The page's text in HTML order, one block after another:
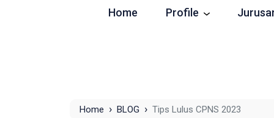
Home Profile
Home › BLOG › Tips Lulus CPNS 2023